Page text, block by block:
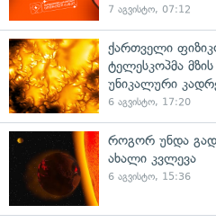
7 აგვისტო, 07:12
ქართველი
ტელესკოპმა
უნიკალური
6 აგვისტო, 17:20
როგორ უნდა
ახალი კვლევა
6 აგვისტო, 15:36